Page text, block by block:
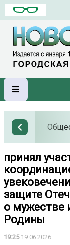
принял
защите
о мужестве
Родины
19:2519.06.2026